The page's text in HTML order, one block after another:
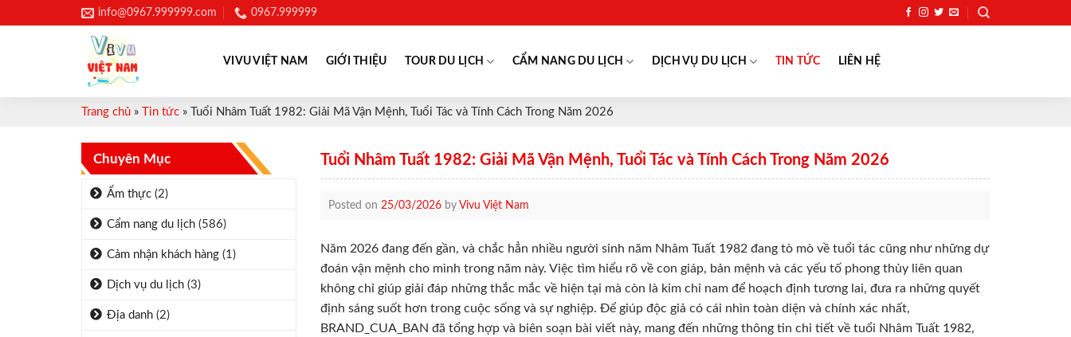
to
info@0967.999999.com 0967.999999
VIVU VIỆT NAM GIỚI THIỆU TOUR DU LỊCH CẨM NANG DU LỊCH DỊCH VỤ DU LỊCH TIN TỨC LIÊN HỆ
Trang chủ » Tin tức » Tuổi Nhâm Tuất 1982: Giải Mã Vận Mệnh, Tuổi Tác và Tính Cách Trong Năm 2026
Chuyên Mục
Ẩm thực (2)
Cẩm nang du lịch (586)
Cảm nhận khách hàng (1)
Dịch vụ du lịch (3)
Địa danh (2)
Tuổi Nhâm Tuất 1982: Giải Mã Vận Mệnh, Tuổi Tác và Tính Cách Trong Năm 2026
Posted on 25/03/2026 by Vivu Việt Nam
Năm 2026 đang đến gần, và chắc hẳn nhiều người sinh năm Nhâm Tuất 1982 đang tò mò về tuổi tác cũng như những dự
đoán vận mệnh cho mình trong năm này. Việc tìm hiểu rõ về con giáp, bản mệnh và các yếu tố phong thủy liên quan
không chỉ giúp giải đáp những thắc mắc về hiện tại mà còn là kim chỉ nam để hoạch định tương lai, đưa ra những quyết
định sáng suốt hơn trong cuộc sống và sự nghiệp. Để giúp độc giả có cái nhìn toàn diện và chính xác nhất,
BRAND_CUA_BAN đã tổng hợp và biên soạn bài viết này, mang đến những thông tin chi tiết về tuổi Nhâm Tuất 1982,